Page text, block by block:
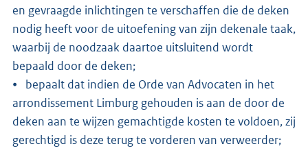
en gevraagde inlichtingen te verschaffen die de deken
nodig heeft voor de uitoefening van zijn dekenale taak,
waarbij de noodzaak daartoe uitsluitend wordt
bepaald door de deken;
⦁ bepaalt dat indien de Orde van Advocaten in het
arrondissement Limburg gehouden is aan de door de
deken aan te wijzen gemachtigde kosten te voldoen, zij
gerechtigd is deze terug te vorderen van verweerder;